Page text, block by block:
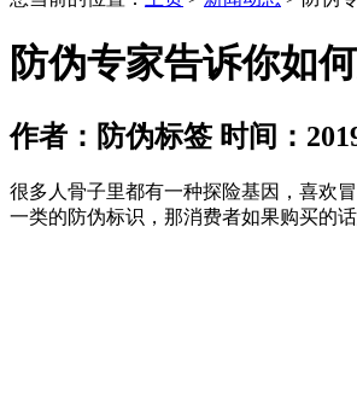
防伪专家告诉你如
作者：防伪标签 时间：
很多人骨子里都有一种探险基因，喜欢
一类的防伪标识，那消费者如果购买的